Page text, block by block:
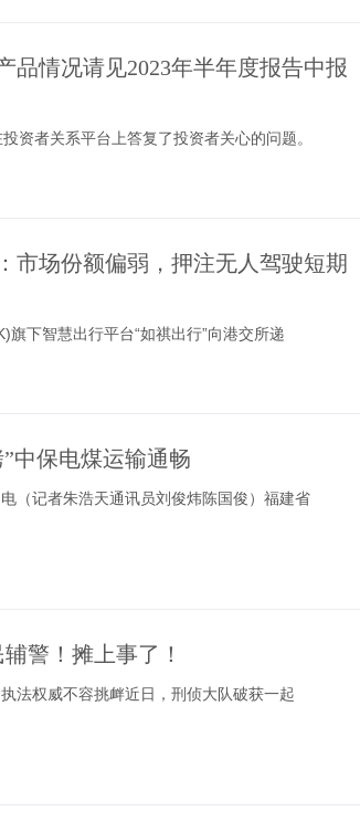
品情况请见2023年半年度报告中报
资者关系平台上答复了投资者关心的问题。
市场份额偏弱，押注无人驾驶短期
下智慧出行平台“如祺出行”向港交所递
中保电煤运输通畅
（记者朱浩天通讯员刘俊炜陈国俊）福建省
警！摊上事了！
法权威不容挑衅近日，刑侦大队破获一起